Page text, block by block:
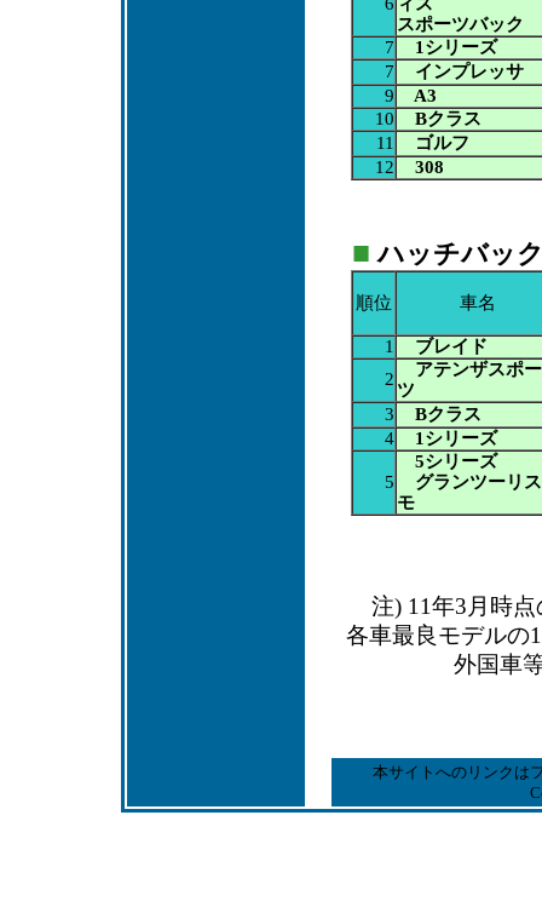
スポーツバック
7
1シリーズ
7
インプレッサ
9
A3
10
Bクラス
11
ゴルフ
12
308
■ ハッチバッ
順位 車名
1
ブレイド
2
アテンザスポー
ツ
3
Bクラス
4
1シリーズ
5
5シリーズ
グランツーリス
モ
注) 11年3月時
各車最良モデルの
外国車
本サイトへのリンクは